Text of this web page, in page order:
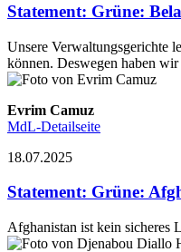
Statement: Grüne:
Unsere Verwaltungsgerichte
können. Deswegen haben
Evrim Camuz
MdL-Detailseite
18.07.2025
Statement: Grüne:
Afghanistan ist kein sicheres